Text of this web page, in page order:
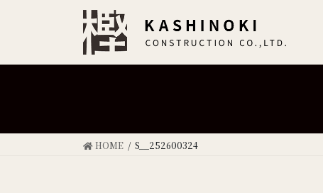
HOME S__252600324